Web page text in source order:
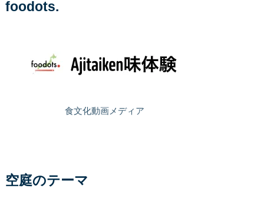
foodots.
食文化動画メディア
空庭のテーマ